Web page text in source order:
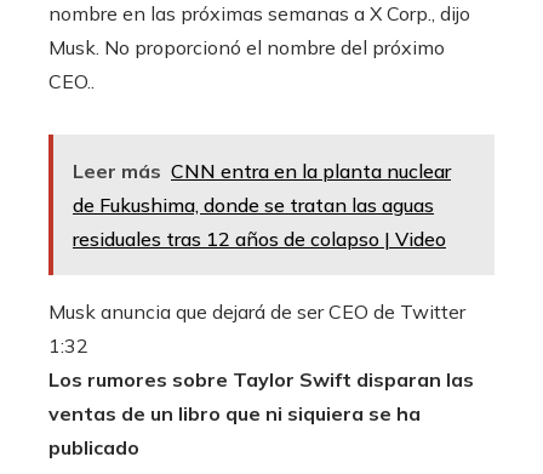
nombre en las próximas semanas a X Corp., dijo
Musk. No proporcionó el nombre del próximo
CEO..
Leer más CNN entra en la planta nuclear
de Fukushima, donde se tratan las aguas
residuales tras 12 años de colapso | Video
Musk anuncia que dejará de ser CEO de Twitter
1:32
Los rumores sobre Taylor Swift disparan las
ventas de un libro que ni siquiera se ha
publicado